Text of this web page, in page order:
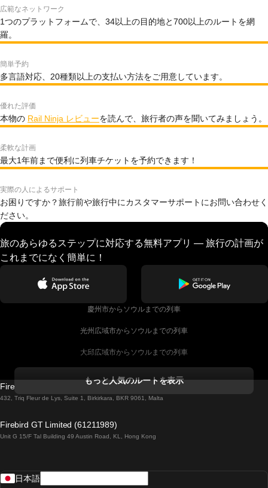
広範なネットワーク
1つのプラットフォームで、34以上の目的地と700以上のルートを網
羅。
簡単予約
多言語対応、20種類以上の支払い方法をご用意しています。
優れた評価
本物の Rail Ninja レビューを読んで、旅行者の声を聞いてみましょう。
柔軟な計画
最大1年前まで便利に列車チケットを予約できます！
実際の人によるサポート
お困りですか？旅行前や旅行中にカスタマーサポートにお問い合わせく
ださい。
旅のあらゆるステップに対応する無料アプリ — 旅行の計画が
これまでになく簡単に！
慶州市からソウルまでの列車
光州広域市からソウルまでの列車
大邱広域市からソウルまでの列車
ダブリンからゴールウェイまでの列車
ローマからナポリまでの列車
もっと人気のルートを表示
Firebird GT Limited (OC 1451)
432, Triq Fleur de Lys, Suite 1, Birkirkara, BKR 9061, Malta
Firebird GT Limited (61211989)
Unit G 15/F Tal Building 49 Austin Road, KL, Hong Kong
日本語